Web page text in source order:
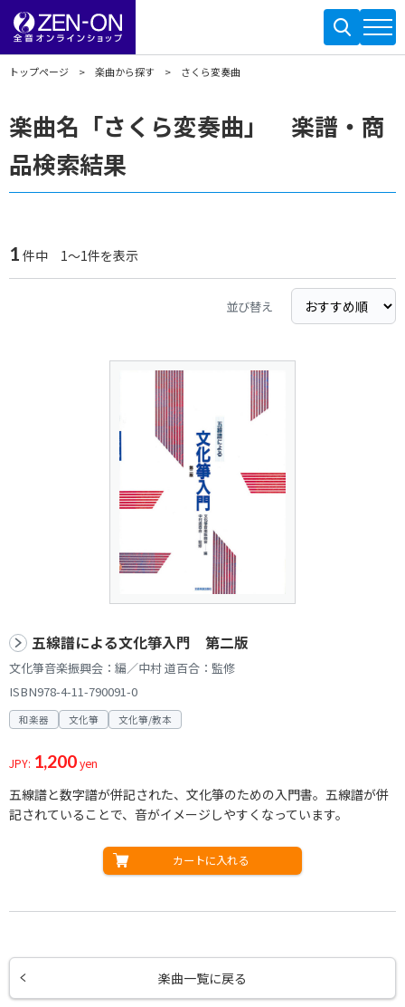
トップページ 楽曲から探す さくら変奏曲
楽曲名「さくら変奏曲」 楽譜・商
品検索結果
1 件中 1～1件を表示
並び替え
五線譜による文化箏入門 第二版
文化箏音楽振興会：編／中村 道百合：監修
ISBN978-4-11-790091-0
和楽器 文化箏 文化箏/教本
JPY: 1,200yen
五線譜と数字譜が併記された、文化箏のための入門書。五線譜が併
記されていることで、音がイメージしやすくなっています。
カートに入れる
楽曲一覧に戻る